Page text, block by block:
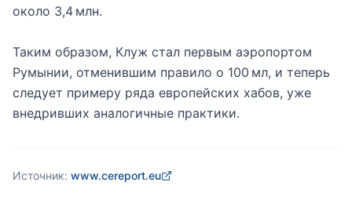
около 3,4 млн.
Таким образом, Клуж стал первым аэропортом
Румынии, отменившим правило о 100 мл, и теперь
следует примеру ряда европейских хабов, уже
внедривших аналогичные практики.
Источник: www.cereport.eu